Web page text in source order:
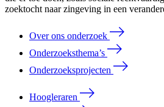
zoektocht naar zingeving in een
Over ons onderzoek
Onderzoeksthema’s
Onderzoeksprojecten
Hoogleraren